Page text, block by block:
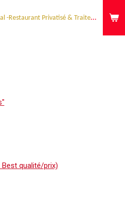
Quartier Général -Restaurant Privatisé & Traiteur Événementiel
Best qualité/prix)